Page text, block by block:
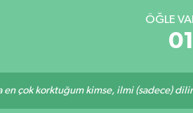
ÖĞLE
en çok korktuğum kimse, ilmi (sadece)